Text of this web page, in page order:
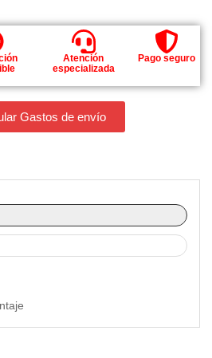
Atención
especializada
Pago seguro
Gastos de envío